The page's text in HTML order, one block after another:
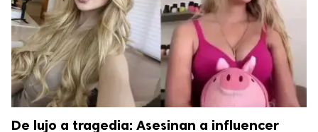
De lujo a tragedia: Asesinan a influencer